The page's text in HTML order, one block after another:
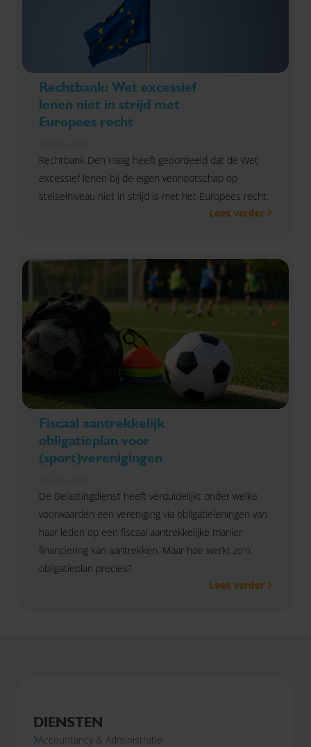
Rechtbank: Wet excessief
lenen niet in strijd met
Europees recht
Rechtbank Den Haag heeft geoordeeld dat de Wet
excessief lenen bij de eigen vennootschap op
stelselniveau niet in strijd is met het Europees recht.
Lees verder
Fiscaal aantrekkelijk
obligatieplan voor
(sport)verenigingen
De Belastingdienst heeft verduidelijkt onder welke
voorwaarden een vereniging via obligatieleningen van
haar leden op een fiscaal aantrekkelijke manier
financiering kan aantrekken. Maar hoe werkt zo'n
obligatieplan precies?
Lees verder
DIENSTEN
Accountancy & Administratie